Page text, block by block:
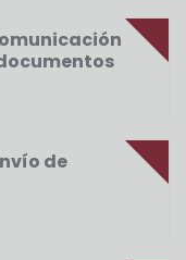
de